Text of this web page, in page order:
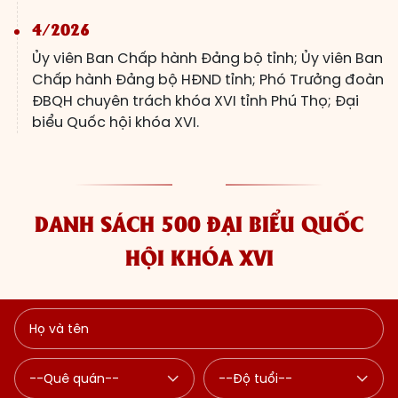
4/2026
Ủy viên Ban Chấp hành Đảng bộ tỉnh; Ủy viên Ban
Chấp hành Đảng bộ HĐND tỉnh; Phó Trưởng đoàn
ĐBQH chuyên trách khóa XVI tỉnh Phú Thọ; Đại
biểu Quốc hội khóa XVI.
DANH SÁCH 500 ĐẠI BIỂU QUỐC
HỘI KHÓA XVI